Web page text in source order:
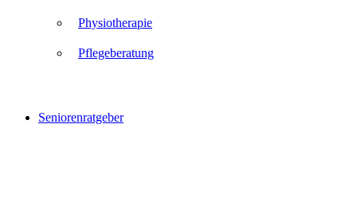
Seniorenratgeber
Physiotherapie
Pflegeberatung